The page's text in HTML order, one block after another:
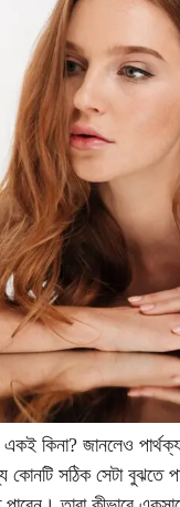
একই কিনা? জানলেও
কোনটি সঠিক সেটা বুঝতে